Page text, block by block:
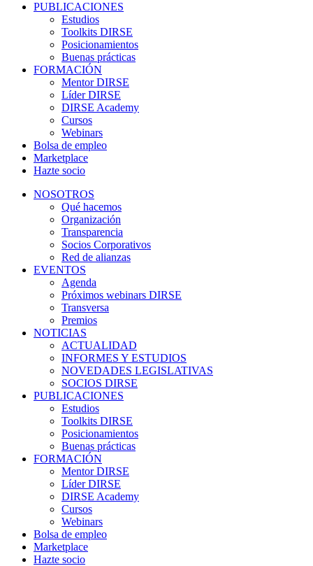
PUBLICACIONES
Estudios
Toolkits DIRSE
Posicionamientos
Buenas prácticas
FORMACIÓN
Mentor DIRSE
Líder DIRSE
DIRSE Academy
Cursos
Webinars
Bolsa de empleo
Marketplace
Hazte socio
NOSOTROS
Qué hacemos
Organización
Transparencia
Socios Corporativos
Red de alianzas
EVENTOS
Agenda
Próximos webinars DIRSE
Transversa
Premios
NOTICIAS
ACTUALIDAD
INFORMES Y ESTUDIOS
NOVEDADES LEGISLATIVAS
SOCIOS DIRSE
PUBLICACIONES
Estudios
Toolkits DIRSE
Posicionamientos
Buenas prácticas
FORMACIÓN
Mentor DIRSE
Líder DIRSE
DIRSE Academy
Cursos
Webinars
Bolsa de empleo
Marketplace
Hazte socio